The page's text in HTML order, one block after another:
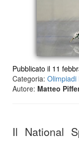
Pubblicato il 11
Categoria: Olimpiadi
Autore: Matteo
Il National